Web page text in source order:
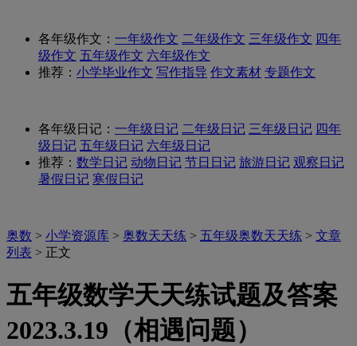
各年级作文： 一年级作文 二年级作文 三年级作文 四年
级作文 五年级作文 六年级作文
推荐： 小学毕业作文 写作指导 作文素材 专题作文
各年级日记： 一年级日记 二年级日记 三年级日记 四年
级日记 五年级日记 六年级日记
推荐： 数学日记 动物日记 节日日记 旅游日记 观察日记
暑假日记 寒假日记
奥数 > 小学资源库 > 奥数天天练 > 五年级奥数天天练 > 文章
列表 > 正文
五年级数学天天练试题及答案
2023.3.19（相遇问题）